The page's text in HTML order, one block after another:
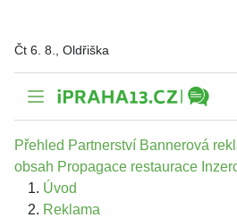
Čt 6. 8., Oldřiška
Přehled Partnerství Bannerová
obsah Propagace restaurace
Úvod
Reklama